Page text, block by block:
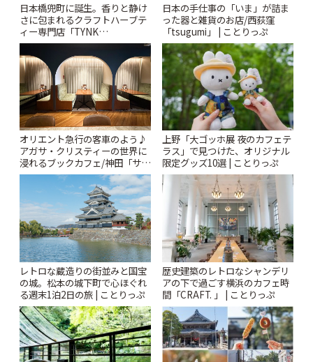
日本橋兜町に誕生。香りと静け
さに包まれるクラフトハーブテ
ィー専門店「TYNK
Kabutocho」 | ことりっぷ
日本の手仕事の「いま」が詰ま
った器と雑貨のお店/西荻窪
「tsugumi」 | ことりっぷ
オリエント急行の客車のよう♪
アガサ・クリスティーの世界に
浸れるブックカフェ/神田「サロ
ンクリスティ」 | ことりっぷ
上野「大ゴッホ展 夜のカフェテ
ラス」で見つけた、オリジナル
限定グッズ10選 | ことりっぷ
レトロな蔵造りの街並みと国宝
の城。松本の城下町で心ほぐれ
る週末1泊2日の旅 | ことりっぷ
歴史建築のレトロなシャンデリ
アの下で過ごす横浜のカフェ時
間「CRAFT. 」 | ことりっぷ